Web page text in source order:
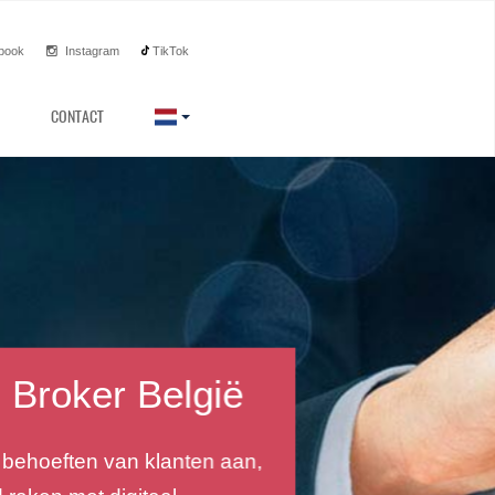
Instagram TikTok
CONTACT